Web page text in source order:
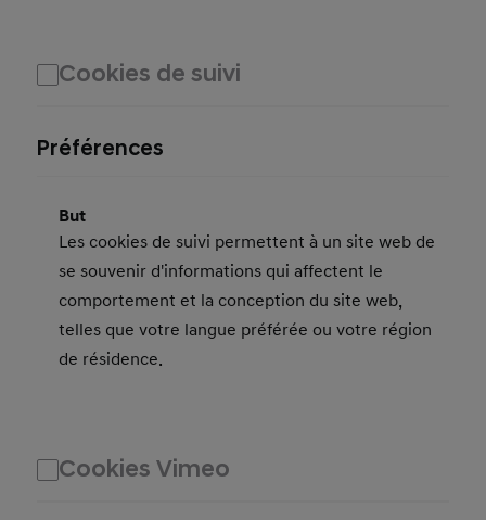
Cookies de suivi
Préférences
But
Les cookies de suivi permettent à un site web de
se souvenir d'informations qui affectent le
comportement et la conception du site web,
telles que votre langue préférée ou votre région
de résidence.
Cookies Vimeo